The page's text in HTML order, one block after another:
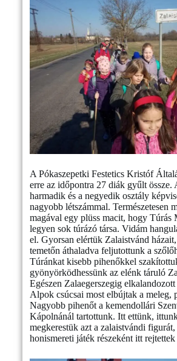
A Pókaszepetki Festetics Kristóf
erre az időpontra 27 diák gyűlt össze.
harmadik és a negyedik osztály
nagyobb létszámmal. Természetesen
magával egy plüss macit, hogy Túrás
legyen sok túrázó társa. Vidám
el. Gyorsan elértük Zalaistvánd
temetőn áthaladva feljutottunk a
Túránkat kisebb pihenőkkel
gyönyörködhessünk az elénk táruló
Egészen Zalaegerszegig
Alpok csúcsai most elbújtak a meleg,
Nagyobb pihenőt a kemendollári
Kápolnánál tartottunk. Itt ettünk,
megkerestük azt a zalaistvándi
honismereti játék részeként itt rejtettek